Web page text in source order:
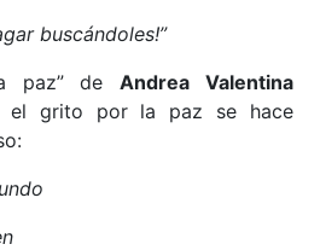
buscándoles!”
paz” de Andrea Valentina
el grito por la paz se hace